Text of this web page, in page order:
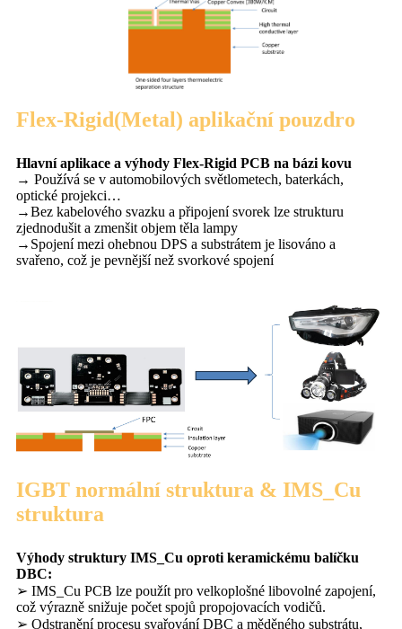
Flex-Rigid(Metal) aplikační pouzdro
Hlavní aplikace a výhody Flex-Rigid PCB na bázi kovu
→ Používá se v automobilových světlometech, baterkách,
optické projekci…
→Bez kabelového svazku a připojení svorek lze strukturu
zjednodušit a zmenšit objem těla lampy
→Spojení mezi ohebnou DPS a substrátem je lisováno a
svařeno, což je pevnější než svorkové spojení
IGBT normální struktura & IMS_Cu
struktura
Výhody struktury IMS_Cu oproti keramickému balíčku
DBC:
➢ IMS_Cu PCB lze použít pro velkoplošné libovolné zapojení,
což výrazně snižuje počet spojů propojovacích vodičů.
➢ Odstranění procesu svařování DBC a měděného substrátu,